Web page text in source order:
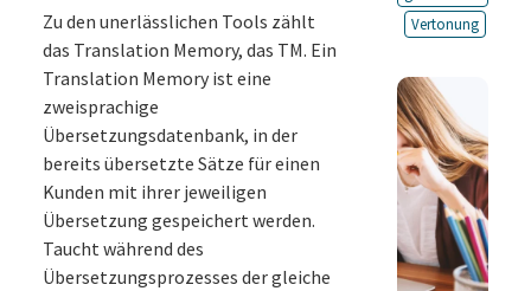
Zu den unerlässlichen Tools zählt
das Translation Memory, das TM. Ein
Translation Memory ist eine
zweisprachige
Übersetzungsdatenbank, in der
bereits übersetzte Sätze für einen
Kunden mit ihrer jeweiligen
Übersetzung gespeichert werden.
Taucht während des
Übersetzungsprozesses der gleiche
Vertonung